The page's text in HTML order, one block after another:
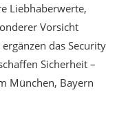
Liebhaberwerte,
Vorsicht
das Security
Sicherheit –
München, Bayern